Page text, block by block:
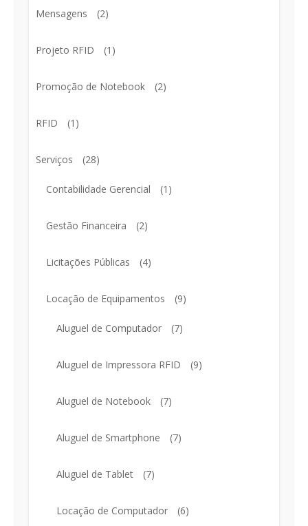
Mensagens (2)
Projeto RFID (1)
Promoção de Notebook (2)
RFID (1)
Serviços (28)
Contabilidade Gerencial (1)
Gestão Financeira (2)
Licitações Públicas (4)
Locação de Equipamentos (9)
Aluguel de Computador (7)
Aluguel de Impressora RFID (9)
Aluguel de Notebook (7)
Aluguel de Smartphone (7)
Aluguel de Tablet (7)
Locação de Computador (6)